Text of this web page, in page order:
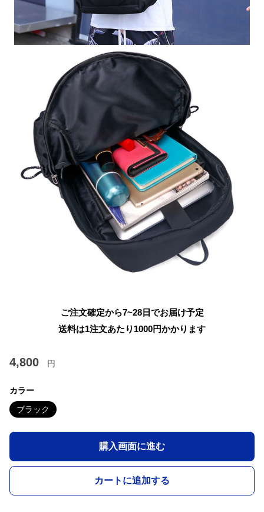
ご注文確定から7~28日でお届け予定
送料は1注文あたり 1000円かかります
4,800 円
カラー
ブラック
購入画面に進む
カートに追加する